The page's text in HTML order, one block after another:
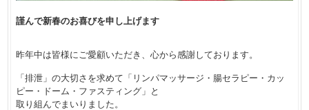
謹んで新春のお喜びを申し上げます
昨年中は皆様にご愛顧いただき、心から感謝しております。
「排泄」の大切さを求めて「リンパマッサージ・腸セラピー・カッ
ピー・ドーム・ファスティング」と
取り組んでまいりました。